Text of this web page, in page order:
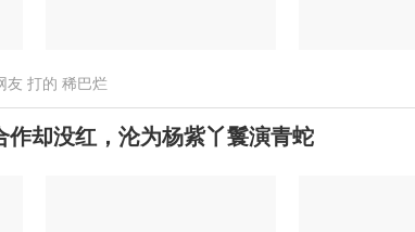
友 打的 稀巴烂
作却没红，沦为杨紫丫鬟演青蛇